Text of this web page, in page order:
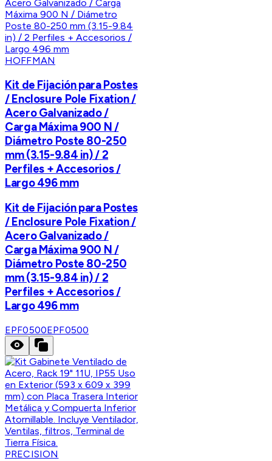
HOFFMAN
Kit de Fijación para Postes
/ Enclosure Pole Fixation /
Acero Galvanizado /
Carga Máxima 900 N /
Diámetro Poste 80-250
mm (3.15-9.84 in) / 2
Perfiles + Accesorios /
Largo 496 mm
Kit de Fijación para Postes
/ Enclosure Pole Fixation /
Acero Galvanizado /
Carga Máxima 900 N /
Diámetro Poste 80-250
mm (3.15-9.84 in) / 2
Perfiles + Accesorios /
Largo 496 mm
EPF0500EPF0500
PRECISION